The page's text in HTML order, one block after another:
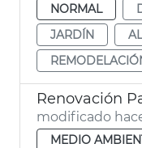
NORMAL
JARDÍN
Renovación
modificado
MEDIO